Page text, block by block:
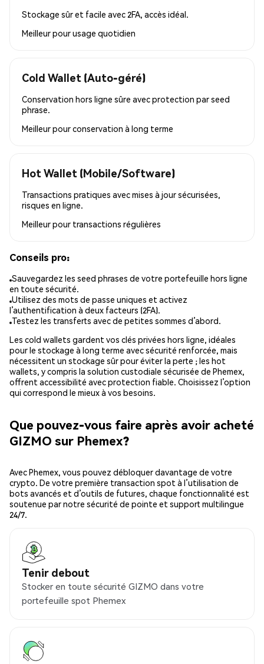
Stockage sûr et facile avec 2FA, accès idéal.
Meilleur pourusage quotidien
Cold Wallet (Auto-géré)
Conservation hors ligne sûre avec protection par seed
phrase.
Meilleur pourconservation à long terme
Hot Wallet (Mobile/Software)
Transactions pratiques avec mises à jour sécurisées,
risques en ligne.
Meilleur pour transactions régulières
Conseils pro:
Sauvegardez les seed phrases de votre portefeuille hors ligne
en toute sécurité.
Utilisez des mots de passe uniques et activez
l’authentification à deux facteurs (2FA).
Testez les transferts avec de petites sommes d’abord.
Les cold wallets gardent vos clés privées hors ligne, idéales
pour le stockage à long terme avec sécurité renforcée, mais
nécessitent un stockage sûr pour éviter la perte ; les hot
wallets, y compris la solution custodiale sécurisée de Phemex,
offrent accessibilité avec protection fiable. Choisissez l’option
qui correspond le mieux à vos besoins.
Que pouvez-vous faire après avoir acheté
GIZMO sur Phemex?
Avec Phemex, vous pouvez débloquer davantage de votre
crypto. De votre première transaction spot à l’utilisation de
bots avancés et d’outils de futures, chaque fonctionnalité est
soutenue par notre sécurité de pointe et support multilingue
24/7.
Tenir debout
Stocker en toute sécurité GIZMO dans votre
portefeuille spot Phemex